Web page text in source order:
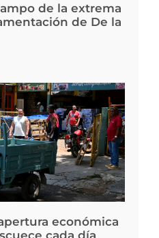
de la extrema
de De la
económica
cada día